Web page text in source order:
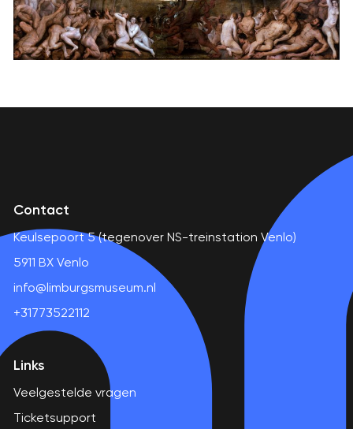
Contact
Keulsepoort 5 (tegenover NS-treinstation Venlo)
5911 BX Venlo
info@limburgsmuseum.nl
+31773522112
Links
Veelgestelde vragen
Ticketsupport